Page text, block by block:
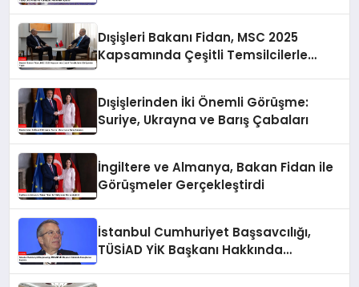
Dışişleri Bakanı Fidan, MSC 2025
Kapsamında Çeşitli Temsilcilerle
Dışişlerinden İki Önemli Görüşme:
Suriye, Ukrayna ve Barış Çabaları
İngiltere ve Almanya, Bakan Fidan ile
Görüşmeler Gerçekleştirdi
İstanbul Cumhuriyet Başsavcılığı,
TÜSİAD YİK Başkanı Hakkında